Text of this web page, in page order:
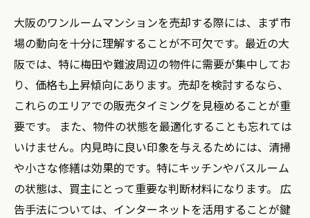
大阪のワンルームマンションを売却する際には、まず市
場の動向を十分に理解することが不可欠です。最近の大
阪では、特に梅田や難波周辺の物件に需要が集中してお
り、価格も上昇傾向にあります。売却を検討するなら、
これらのエリアでの販売タイミングを見極めることが重
要です。 また、物件の状態を最適化することも忘れては
いけません。内見時に良い印象を与えるためには、清掃
や小さな修繕は効果的です。特にキッチンやバスルーム
の状態は、買主にとって重要な判断材料になります。 広
告手法については、インターネットを活用することが鍵